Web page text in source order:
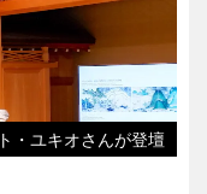
・ユキオさんが登壇